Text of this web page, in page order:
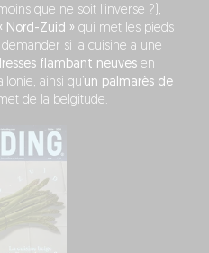
que ne soit l’inverse ?),
Nord-Zuid » qui met les pieds
si la cuisine a une
flambant neuvesen
ainsi qu’un palmarès de
de la belgitude.